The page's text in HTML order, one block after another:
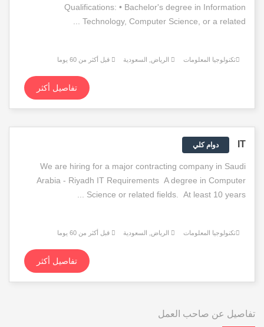
Qualifications: • Bachelor's degree in Information
Technology, Computer Science, or a related ...
تكنولوجيا المعلومات الرياض, السعودية قبل أكثر من 60 يوما
تفاصيل أكثر
IT دوام كلي
We are hiring for a major contracting company in Saudi
Arabia - Riyadh IT Requirements A degree in Computer
Science or related fields. At least 10 years ...
تكنولوجيا المعلومات الرياض, السعودية قبل أكثر من 60 يوما
تفاصيل أكثر
تفاصيل عن صاحب العمل